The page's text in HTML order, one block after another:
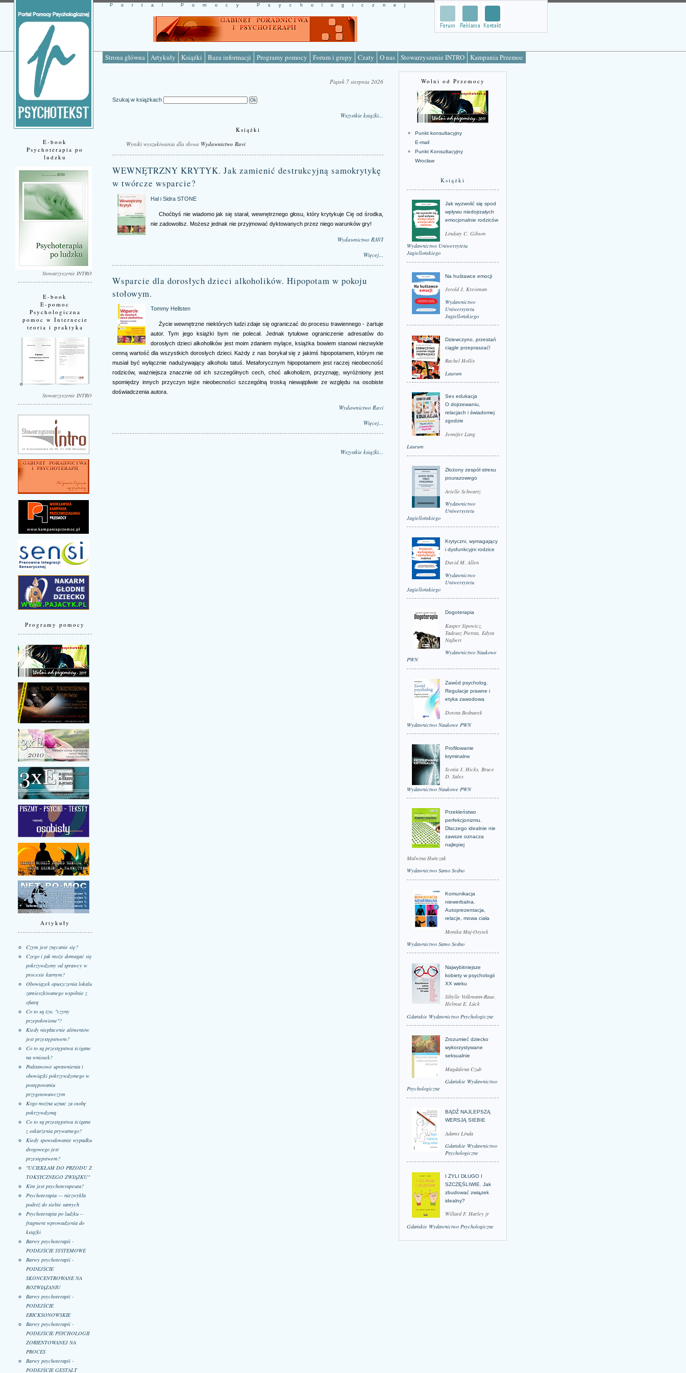
Strona główna Artykuły Książki Baza informacji Programy pomocy Forum i grupy Czaty O nas Stowarzyszenie INTRO Kampania Przemoc
Portal Pomocy Psychologicznej
E-book
Psychoterapia po
ludzku
Stowarzyszenie INTRO
E-book
E-pomoc
Psychologiczna
pomoc w Internecie
teoria i praktyka
Stowarzyszenie INTRO
Programy pomocy
Artykuły
Czym jest znęcanie się?
Czego i jak może domagać się
pokrzywdzony od sprawcy w
procesie karnym?
Obowiązek opuszczenia lokalu
zamieszkiwanego wspólnie z
ofiarą
Co to są tzw. "czyny
przepołowione"?
Kiedy niepłacenie alimentów
jest przestępstwem?
Co to są przestępstwa ścigane
na wniosek?
Podstawowe uprawnienia i
obowiązki pokrzywdzonego w
postępowaniu
przygotowawczym
Kogo można uznać za osobę
pokrzywdzoną
Co to są przestępstwa ścigane
z oskarżenia prywatnego?
Kiedy spowodowanie wypadku
drogowego jest
przestępstwem?
"UCIEKŁAM DO PRZODU Z
TOKSYCZNEGO ZWIĄZKU"
Kim jest psychoterapeuta?
Psychoterapia — niezwykła
podróż do siebie samych
Psychoterapia po ludzku –
fragment wprowadzenia do
książki
Barwy psychoterapii -
PODEJŚCIE SYSTEMOWE
Barwy psychoterapii -
PODEJŚCIE
SKONCENTROWANE NA
ROZWIĄZANIU
Barwy psychoterapii -
PODEJŚCIE
ERICKSONOWSKIE
Barwy psychoterapii -
PODEJŚCIE PSYCHOLOGII
ZORIENTOWANEJ NA
PROCES
Barwy psychoterapii -
PODEJŚCIE GESTALT
Piątek 7 sierpnia 2026
Szukaj w książkach
Wszystkie książki...
Książki
Wyniki wyszukiwania dla słowa Wydawnictwo Ravi
WEWNĘTRZNY KRYTYK. Jak zamienić destrukcyjną samokrytykę
w twórcze wsparcie?
Hal i Sidra STONE
Choćbyś nie wiadomo jak się starał, wewnętrznego głosu, który krytykuje Cię od środka,
nie zadowolisz. Możesz jednak nie przyjmować dyktowanych przez niego warunków gry!
Wydawnictwo RAVI
Więcej...
Wsparcie dla dorosłych dzieci alkoholików. Hipopotam w pokoju
stołowym.
Tommy Hellsten
Życie wewnętrzne niektórych ludzi zdaje się ograniczać do procesu trawiennego - żartuje
autor. Tym jego książki bym nie polecał. Jednak tytułowe ograniczenie adresatów do
dorosłych dzieci alkoholików jest moim zdaniem mylące, książka bowiem stanowi niezwykle
cenną wartość dla wszystkich dorosłych dzieci. Każdy z nas borykał się z jakimś hipopotamem, którym nie
musiał być wyłącznie nadużywający alkoholu tatuś. Metaforycznym hipopotamem jest raczej nieobecność
rodziców, ważniejsza znacznie od ich szczególnych cech, choć alkoholizm, przyznaję, wyróżniony jest
spomiędzy innych przyczyn tejże nieobecności szczególną troską niewątpliwie ze względu na osobiste
doświadczenia autora.
Wydawnictwo Ravi
Więcej...
Wszystkie książki...
Wolni od Przemocy
Punkt konsultacyjny
E-mail
Punkt Konsultacyjny
Wrocław
Książki
Jak wyzwolić się spod
wpływu niedojrzałych
emocjonalnie rodziców
Lindsay C. Gibson
Wydawnictwo Uniwersytetu
Jagiellońskiego
Na huśtawce emocji
Jerold J. Kreisman
Wydawnictwo
Uniwersytetu
Jagiellońskiego
Dziewczyno, przestań
ciągle przepraszać!
Rachel Hollis
Laurum
Sex edukacja
O dojrzewaniu,
relacjach i świadomej
zgodzie
Jennifer Lang
Laurum
Złożony zespół stresu
pourazowego
Arielle Schwartz
Wydawnictwo
Uniwersytetu
Jagiellońskiego
Krytyczni, wymagający
i dysfunkcyjni rodzice
David M. Allen
Wydawnictwo
Uniwersytetu
Jagiellońskiego
Dogoterapia
Kasper Sipowicz,
Tadeusz Pietras, Edyta
Najbert
Wydawnictwo Naukowe
PWN
Zawód psycholog.
Regulacje prawne i
etyka zawodowa
Dorota Bednarek
Wydawnictwo Naukowe PWN
Profilowanie
kryminalne
Scotia J. Hicks, Bruce
D. Sales
Wydawnictwo Naukowe PWN
Przekleństwo
perfekcjonizmu.
Dlaczego idealnie nie
zawsze oznacza
najlepiej
Malwina Huńczak
Wydawnictwo Samo Sedno
Komunikacja
niewerbalna.
Autoprezentacja,
relacje, mowa ciała
Monika Maj-Osytek
Wydawnictwo Samo Sedno
Najwybitniejsze
kobiety w psychologii
XX wieku
Sibylle Volkmann-Raue,
Helmut E. Lück
Gdańskie Wydawnictwo Psychologiczne
Zrozumieć dziecko
wykorzystywane
seksualnie
Magdalena Czub
Gdańskie Wydawnictwo
Psychologiczne
BĄDŹ NAJLEPSZĄ
WERSJĄ SIEBIE
Adams Linda
Gdańskie Wydawnictwo
Psychologiczne
I ŻYLI DŁUGO I
SZCZĘŚLIWIE. Jak
zbudować związek
idealny?
Willard F. Harley jr
Gdańskie Wydawnictwo Psychologiczne